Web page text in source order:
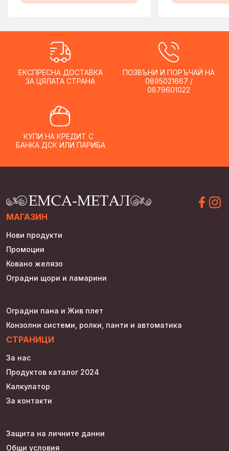
ЕКСПРЕСНА ДОСТАВКА
ЗА ЦЯЛАТА СТРАНА
ПОЗВЪНИ И ПОРЪЧАЙ НА
0895021667 /
0879601022
КУПИ НА КРЕДИТ С
БАНКА ДСК ИЛИ ПАРИБА
МАГАЗИН
Нови продукти
Промоции
Ковано желязо
Оградни щори и ламарини
Оградни пана и Жив плет
Конзолни системи, ролки, панти и автоматика
СТРАНИЦИ
За нас
Продуктов каталог 2024
Калкулатор
За контакти
Защита на личните данни
Общи условия